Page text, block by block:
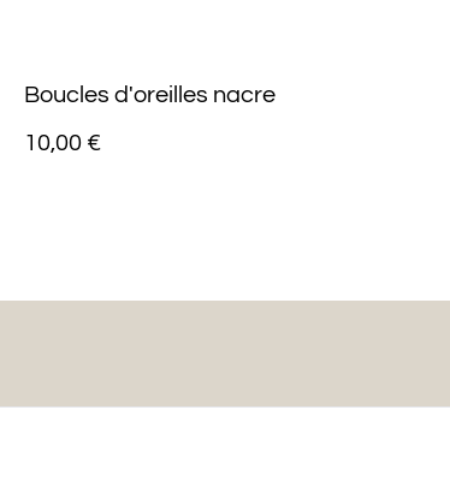
Boucles d'oreilles nacre
10,00 €